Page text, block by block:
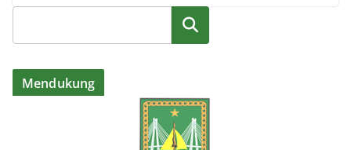
Cari
Mendukung